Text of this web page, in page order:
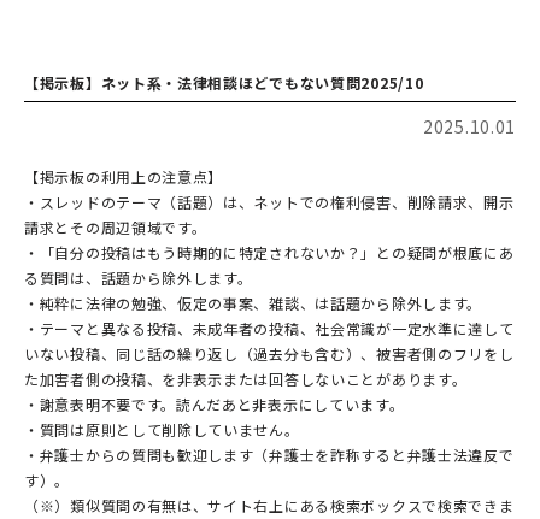
【掲示板】ネット系・法律相談ほどでもない質問2025/10
2025.10.01
【掲示板の利用上の注意点】
・スレッドのテーマ（話題）は、ネットでの権利侵害、削除請求、開示
請求とその周辺領域です。
・「自分の投稿はもう時期的に特定されないか？」との疑問が根底にあ
る質問は、話題から除外します。
・純粋に法律の勉強、仮定の事案、雑談、は話題から除外します。
・テーマと異なる投稿、未成年者の投稿、社会常識が一定水準に達して
いない投稿、同じ話の繰り返し（過去分も含む）、被害者側のフリをし
た加害者側の投稿、を非表示または回答しないことがあります。
・謝意表明不要です。読んだあと非表示にしています。
・質問は原則として削除していません。
・弁護士からの質問も歓迎します（弁護士を詐称すると弁護士法違反で
す）。
（※）類似質問の有無は、サイト右上にある検索ボックスで検索できま